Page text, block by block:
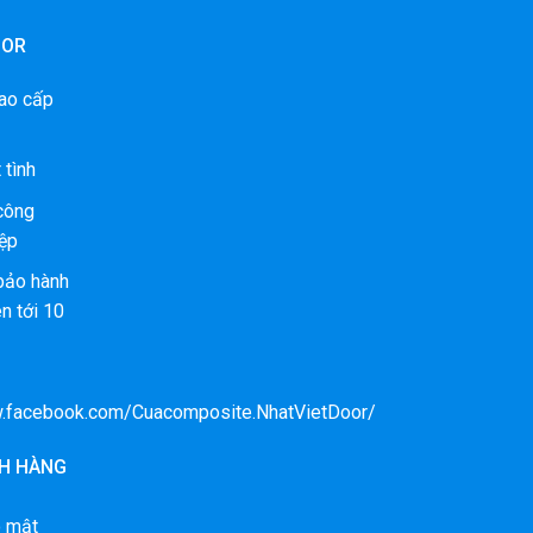
cấp
tình
hành
tới 10
Cuacomposite.NhatVietDoor/
HÀNG
mật